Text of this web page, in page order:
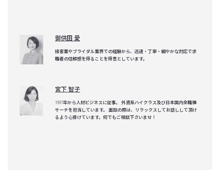
御供田 愛
接客業やブライダル業界での経験から、迅速・丁寧・細やかな対応で求
職者の信頼感を得ることを得意としています。
宮下 智子
1997年から人材ビジネスに従事。 外資系ハイクラス及び日本国内全職種
サーチを担当しています。 面談の際は、リラックスしてお話しして頂け
るよう心掛けています。何でもご相談下さいませ！